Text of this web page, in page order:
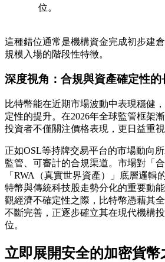
位。
這種錯位通常是機構資金完成初步建
規模入場的階段性特徵。
深度視角：合規與資產確定性的
比特幣能在近期市場波動中表現穩健
定性的提升。在2026年全球監管框架
投資者不僅關注價格表現，更日益重
正如OSL等持牌交易平台的市場動向
監管、可審計的合規渠道。市場對「
「RWA（真實世界資產）」底層邏輯
特幣與傳統科技股走勢分化的重要動
觀經濟不確定性之際，比特幣憑藉其
不斷完善，正逐步確立其在現代機構
位。
立即展開安全的加密貨幣